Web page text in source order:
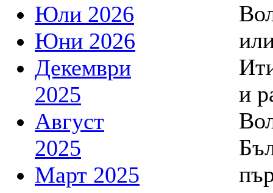
Юли 2026
Юни 2026
Декември
2025
Август
2025
Март 2025
и